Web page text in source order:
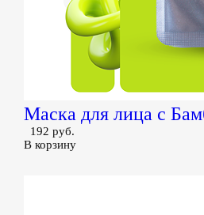
Маска для лица с
192 руб.
В корзину